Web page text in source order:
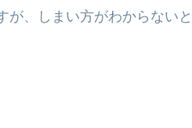
が、しまい方がわからないと